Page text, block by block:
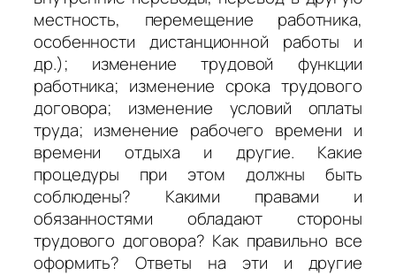
местность, перемещение работника,
особенности дистанционной работы и
др.); изменение трудовой функции
работника; изменение срока трудового
договора; изменение условий оплаты
труда; изменение рабочего времени и
времени отдыха и другие. Какие
процедуры при этом должны быть
соблюдены? Какими правами и
обязанностями обладают стороны
трудового договора? Как правильно все
оформить? Ответы на эти и другие